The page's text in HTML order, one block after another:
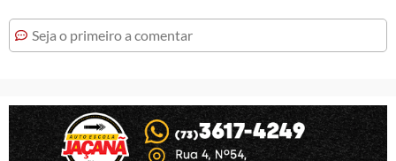
Seja o primeiro a comentar